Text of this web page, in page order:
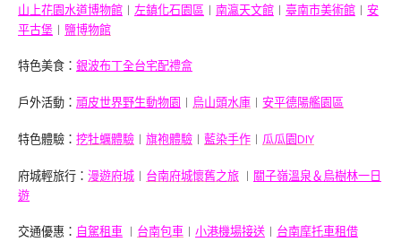
山上花園水道博物館 ︱ 左鎮化石園區 ︱ 南瀛天文館 ︱ 臺南市美術館 ︱ 安
平古堡 ︱ 鹽博物館
特色美食： 銀波布丁全台宅配禮盒
戶外活動： 頑皮世界野生動物園 ︱ 烏山頭水庫 ︱ 安平德陽艦園區
特色體驗： 挖牡蠣體驗 ︱ 旗袍體驗 ︱ 藍染手作 ︱ 瓜瓜園DIY
府城輕旅行： 漫遊府城 ︱ 台南府城懷舊之旅 ︱ 關子嶺溫泉＆烏樹林一日
遊
交通優惠： 自駕租車 ︱ 台南包車 ︱ 小港機場接送 ︱ 台南摩托車租借